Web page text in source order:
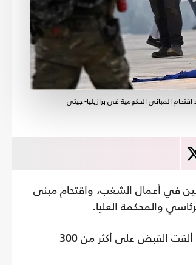
في أعمال الشغب، واقتحام مبنى
والمحكمة العليا.
وفور استعادتها السيطرة على المبنى، أعلنت السلطات البرازيلية أنها ألقت القبض على أكثر من 300